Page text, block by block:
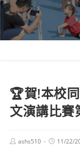
🏆賀!本校
文演講比賽
Postashs510
Post11/22/